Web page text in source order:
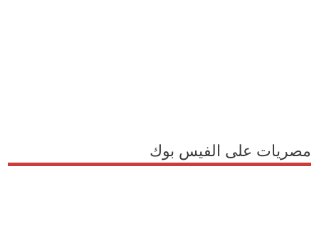
مصريات على الفيس بوك